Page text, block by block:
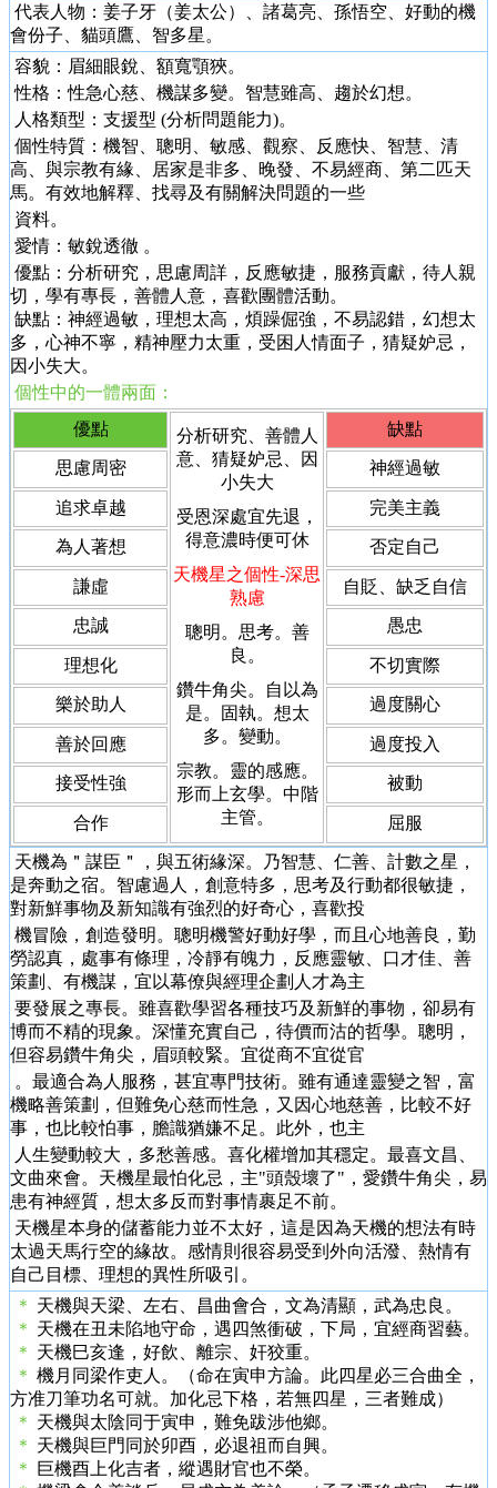
代表人物：姜子牙（姜太公）、 諸葛亮 、孫悟空、好動的機
會份子、貓頭鷹、智多星。
容貌：眉細眼銳、額寬顎狹。
性格：性急心慈、機謀多變。智慧雖高、趨於幻想。
人格類型：支援型 (分析問題能力)。
個性特質：機智、聰明、敏感、觀察、反應快、智慧、清
高、與宗教有緣、居家是非多、晚發、不易經商、第二匹天
馬。有效地解釋、找尋及有關解決問題的一些
資料。
愛情：敏銳透徹 。
優點：分析研究，思慮周詳，反應敏捷，服務貢獻，待人親
切，學有專長，善體人意，喜歡團體活動。
缺點：神經過敏，理想太高，煩躁倔強，不易認錯，幻想太
多，心神不寧，精神壓力太重，受困人情面子，猜疑妒忌，
因小失大。
個性中的一體兩面：
優點
分析研究、善體人
意、猜疑妒忌、因
小失大
受恩深處宜先退，
得意濃時便可休
天機星之個性-深思
熟慮
聰明。思考。善
良。
鑽牛角尖。自以為
是。固執。想太
多。變動。
宗教。靈的感應。
形而上玄學。中階
主管。
缺點
思慮周密 神經過敏
追求卓越 完美主義
為人著想 否定自己
謙虛 自貶、缺乏自信
忠誠 愚忠
理想化 不切實際
樂於助人 過度關心
善於回應 過度投入
接受性強 被動
合作 屈服
天機為＂謀臣＂，與五術緣深。乃智慧、仁善、計數之星，
是奔動之宿。智慮過人，創意特多，思考及行動都很敏捷，
對新鮮事物及新知識有強烈的好奇心，喜歡投
機冒險，創造發明。聰明機警好動好學，而且心地善良，勤
勞認真，處事有條理，冷靜有魄力，反應靈敏、口才佳、善
策劃、有機謀，宜以幕僚與經理企劃人才為主
要發展之專長。雖喜歡學習各種技巧及新鮮的事物，卻易有
博而不精的現象。深懂充實自己，待價而沽的哲學。聰明，
但容易鑽牛角尖，眉頭較緊。宜從商不宜從官
。最適合為人服務，甚宜專門技術。雖有通達靈變之智，富
機略善策劃，但難免心慈而性急，又因心地慈善，比較不好
事，也比較怕事，膽識猶嫌不足。此外，也主
人生變動較大，多愁善感。喜化權增加其穩定。最喜文昌、
文曲來會。天機星最怕化忌，主"頭殼壞了" ，愛鑽牛角尖，易
患有神經質，想太多反而對事情裹足不前。
天機星本身的儲蓄能力並不太好，這是因為天機的想法有時
太過天馬行空的緣故。感情則很容易受到外向活潑、熱情有
自己目標、理想的異性所吸引。
＊ 天機與天梁、左右、昌曲會合，文為清顯，武為忠良。
＊ 天機在丑未陷地守命，遇四煞衝破，下局，宜經商習藝。
＊ 天機巳亥逢，好飲、離宗、奸狡重。
＊ 機月同梁作吏人。（命在寅申方論。此四星必三合曲全，
方准刀筆功名可就。加化忌下格，若無四星，三者難成）
＊ 天機與太陰同于寅申，難免跋涉他鄉。
＊ 天機與巨門同於卯酉，必退祖而自興。
＊
巨機酉上化吉者，縱遇財官也不榮。